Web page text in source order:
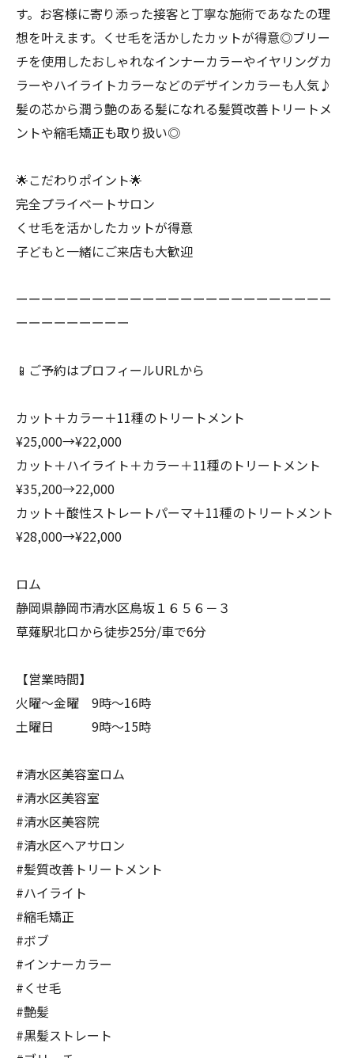
す。お客様に寄り添った接客と丁寧な施術であなたの理
想を叶えます。くせ毛を活かしたカットが得意◎ブリー
チを使用したおしゃれなインナーカラーやイヤリングカ
ラーやハイライトカラーなどのデザインカラーも人気♪
髪の芯から潤う艶のある髪になれる髪質改善トリートメ
ントや縮毛矯正も取り扱い◎
🌟こだわりポイント🌟
完全プライベートサロン
くせ毛を活かしたカットが得意
子どもと一緒にご来店も大歓迎
ーーーーーーーーーーーーーーーーーーーーーーーーー
ーーーーーーーーー
📱ご予約はプロフィールURLから
カット＋カラー＋11種のトリートメント
¥25,000→¥22,000
カット＋ハイライト＋カラー＋11種のトリートメント
¥35,200→22,000
カット＋酸性ストレートパーマ＋11種のトリートメント
¥28,000→¥22,000
ロム
静岡県静岡市清水区鳥坂１６５６－３
草薙駅北口から徒歩25分/車で6分
【営業時間】
火曜～金曜 9時～16時
土曜日 9時〜15時
#清水区美容室ロム
#清水区美容室
#清水区美容院
#清水区ヘアサロン
#髪質改善トリートメント
#ハイライト
#縮毛矯正
#ボブ
#インナーカラー
#くせ毛
#艶髪
#黒髪ストレート